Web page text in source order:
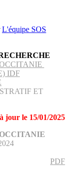
L'équipe SOS
IDF
ET
jour le 15/01/2025
PDF